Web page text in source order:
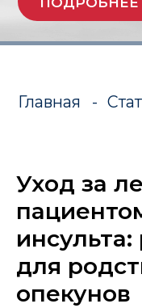
Главная - Статьи
Уход за
для
опекунов